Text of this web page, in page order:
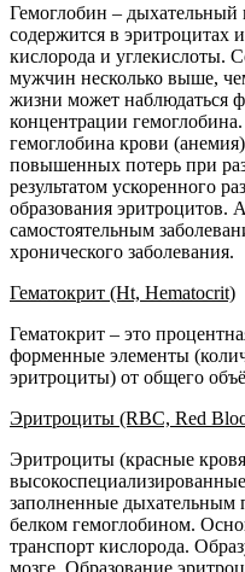
Гемоглобин –
содержится в эритроцитах
кислорода и углекислоты.
мужчин несколько выше,
жизни может наблюдаться
концентрации
гемоглобина крови
повышенных потерь при
результатом ускоренного
образования эритроцитов.
самостоятельным
хронического заболевания.
Гематокрит (Ht, Hematocrit)
Гематокрит – это
форменные элементы
эритроциты) от общего
Эритроциты (RBC, Red
Эритроциты (красные
заполненные дыхательным
белком гемоглобином.
транспорт кислорода.
мозге. Образование